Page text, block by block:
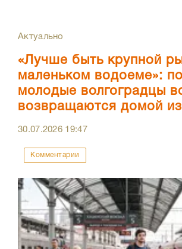
Актуально
«Лучше быть крупной
маленьком водоеме»:
молодые волгоградцы
возвращаются домой
30.07.2026 19:47
Комментарии